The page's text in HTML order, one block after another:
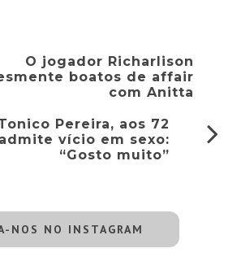
O jogador Richarlison
boatos de affair
com Anitta
Pereira, aos 72
vício em sexo:
“Gosto muito”
NOS NO INSTAGRAM